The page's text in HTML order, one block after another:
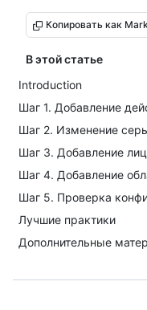
Копировать как
В этой статье
Introduction
Шаг 1. Добавление
Шаг 2. Изменение
Шаг 3. Добавление
Шаг 4. Добавление
Шаг 5. Проверка
Лучшие практики
Дополнительные